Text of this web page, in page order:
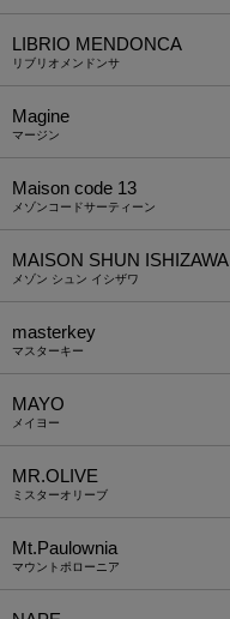
LIBRIO MENDONCA
リブリオメンドンサ
Magine
マージン
Maison code 13
メゾンコードサーティーン
MAISON SHUN ISHIZAWA
メゾン シュン イシザワ
masterkey
マスターキー
MAYO
メイヨー
MR.OLIVE
ミスターオリーブ
Mt.Paulownia
マウントポローニア